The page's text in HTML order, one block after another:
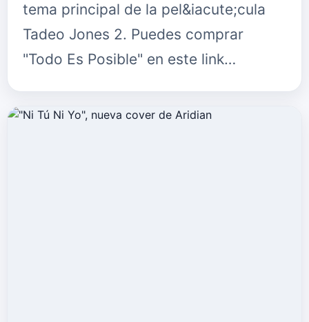
tema principal de la pel&iacute;cula
Tadeo Jones 2. Puedes comprar
"Todo Es Posible" en este link
David Bisbal en: P&aacute;gina web …